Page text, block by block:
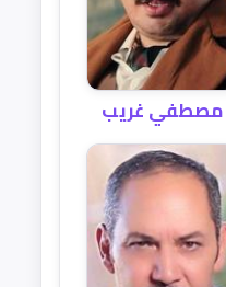
مصطفي غريب